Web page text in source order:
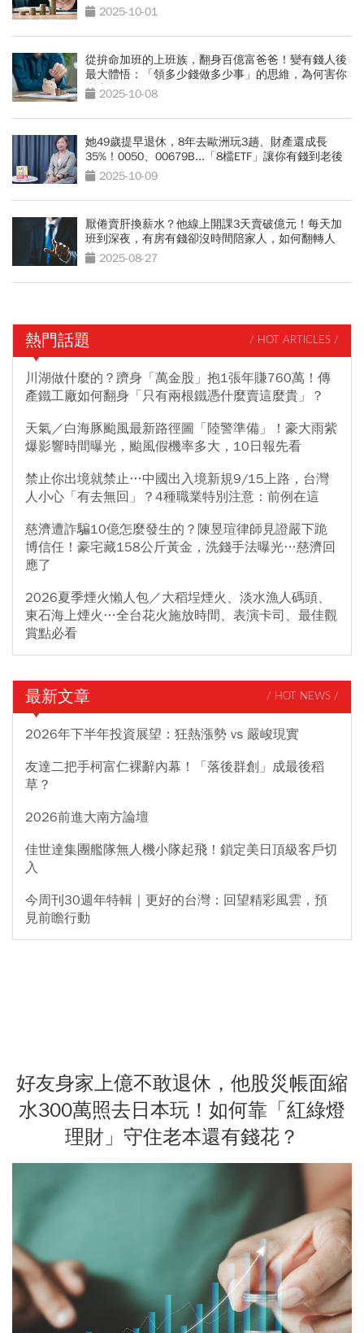
2025-10-01
從拚命加班的上班族，翻身百億富爸爸！變有錢人後
最大體悟：「領多少錢做多少事」的思維，為何害你
變窮？
2025-10-08
她49歲提早退休，8年去歐洲玩3趟、財產還成長
35%！0050、00679B...「8檔ETF」讓你有錢到老後
2025-10-09
厭倦賣肝換薪水？他線上開課3天賣破億元！每天加
班到深夜，有房有錢卻沒時間陪家人，如何翻轉人
生？2025-08-27
熱門話題 / HOT ARTICLES /
川湖做什麼的？躋身「萬金股」抱1張年賺760萬！傳
產鐵工廠如何翻身「只有兩根鐵憑什麼賣這麼貴」？
天氣／白海豚颱風最新路徑圖「陸警準備」！豪大雨紫
爆影響時間曝光，颱風假機率多大，10日報先看
禁止你出境就禁止…中國出入境新規9/15上路，台灣
人小心「有去無回」？4種職業特別注意：前例在這
慈濟遭詐騙10億怎麼發生的？陳昱瑄律師見證嚴下跪
博信任！豪宅藏158公斤黃金，洗錢手法曝光…慈濟回
應了
2026夏季煙火懶人包／大稻埕煙火、淡水漁人碼頭、
東石海上煙火…全台花火施放時間、表演卡司、最佳觀
賞點必看
最新文章 / HOT NEWS /
2026年下半年投資展望：狂熱漲勢 vs 嚴峻現實
友達二把手柯富仁裸辭內幕！「落後群創」成最後稻
草？
2026前進大南方論壇
佳世達集團艦隊無人機小隊起飛！鎖定美日頂級客戶切
入
今周刊30週年特輯｜更好的台灣：回望精彩風雲，預
見前瞻行動
好友身家上億不敢退休，他股災帳面縮
水300萬照去日本玩！如何靠「紅綠燈
理財」守住老本還有錢花？